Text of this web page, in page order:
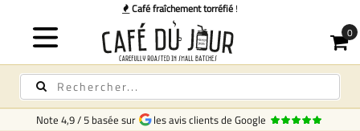
Café fraîchement torréfié!
Note 4,9/5 basée sur les avis clients de Google